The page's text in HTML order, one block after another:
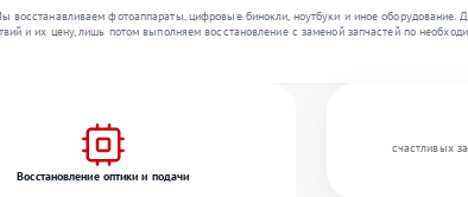
фотоаппараты, цифровые бинокли, ноутбуки и иное оборудование.
и их цену, лишь потом выполняем восстановление с заменой запчастей по
Восстановление оптики и подачи
счастливых